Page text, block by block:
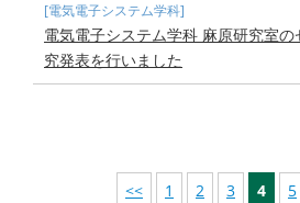
[電気電子システム学科]
電気電子システム学科 麻原研究室
究発表を行いました
<< 1 2 3 4 5